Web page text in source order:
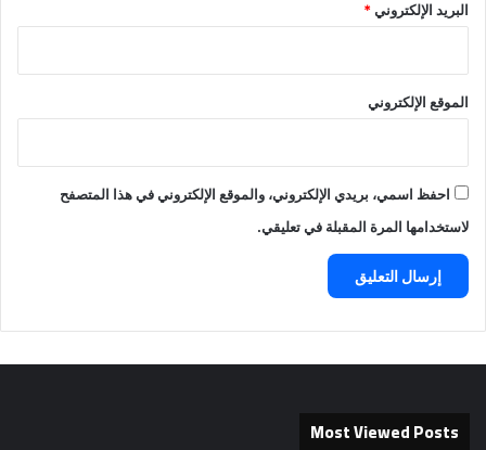
البريد الإلكتروني*
الموقع الإلكتروني
احفظ اسمي، بريدي الإلكتروني، والموقع الإلكتروني في هذا المتصفح
لاستخدامها المرة المقبلة في تعليقي.
Most Viewed Posts